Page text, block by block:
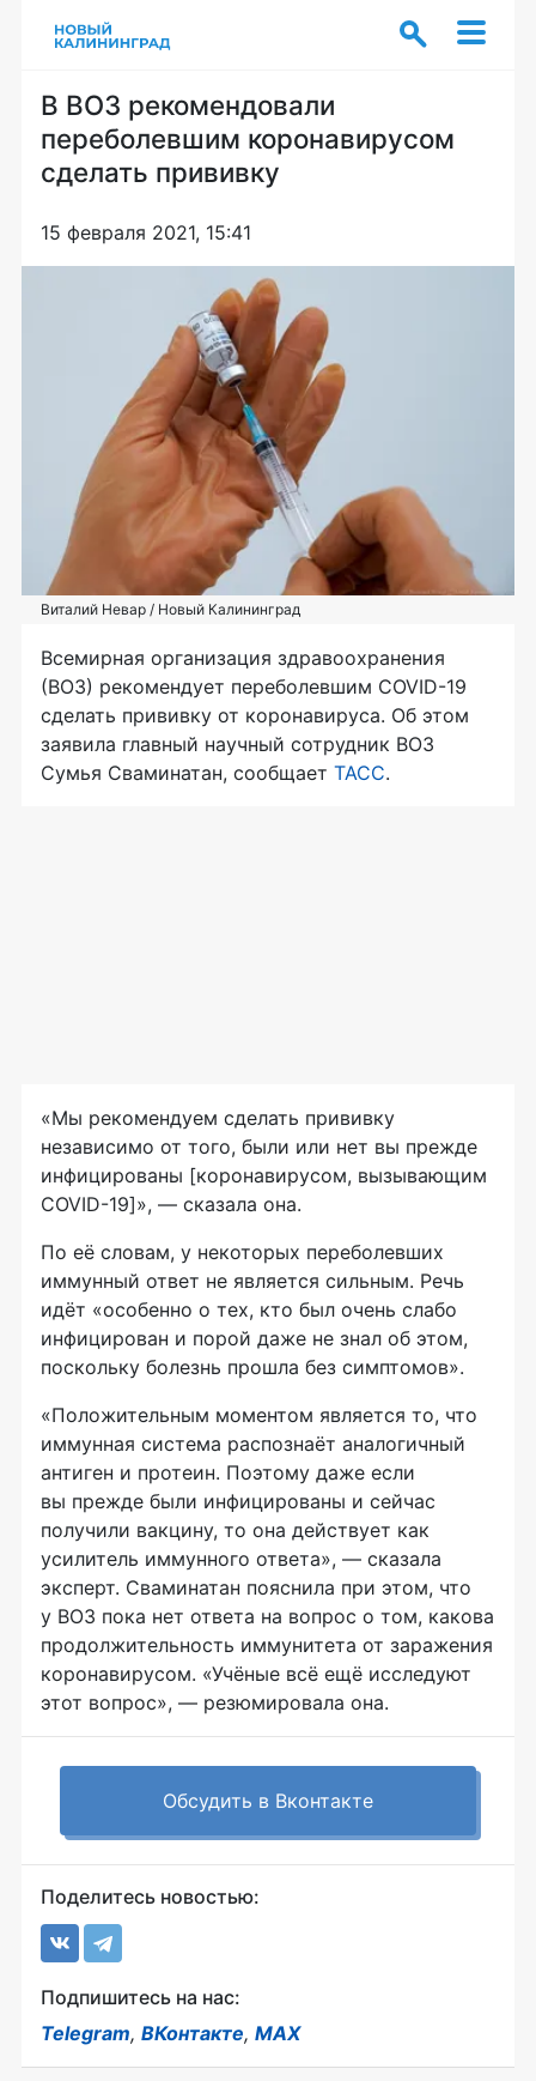
В ВОЗ рекомендовали
переболевшим коронавирусом
сделать прививку
15 февраля 2021, 15:41
Виталий Невар / Новый Калининград
Всемирная организация здравоохранения
(ВОЗ) рекомендует переболевшим COVID-19
сделать прививку от коронавируса. Об этом
заявила главный научный сотрудник ВОЗ
Сумья Сваминатан, сообщает ТАСС.
«Мы рекомендуем сделать прививку
независимо от того, были или нет вы прежде
инфицированы [коронавирусом, вызывающим
COVID-19]», — сказала она.
По её словам, у некоторых переболевших
иммунный ответ не является сильным. Речь
идёт «особенно о тех, кто был очень слабо
инфицирован и порой даже не знал об этом,
поскольку болезнь прошла без симптомов».
«Положительным моментом является то, что
иммунная система распознаёт аналогичный
антиген и протеин. Поэтому даже если
вы прежде были инфицированы и сейчас
получили вакцину, то она действует как
усилитель иммунного ответа», — сказала
эксперт. Сваминатан пояснила при этом, что
у ВОЗ пока нет ответа на вопрос о том, какова
продолжительность иммунитета от заражения
коронавирусом. «Учёные всё ещё исследуют
этот вопрос», — резюмировала она.
Обсудить в Вконтакте
Поделитесь новостью:
Подпишитесь на нас:
Telegram, ВКонтакте, MAX